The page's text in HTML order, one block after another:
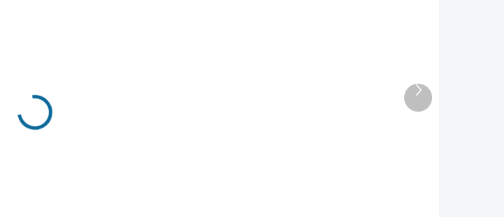
VYPRODÁNO, POUŽIJTE FUNKCI
"HLÍDAT"
Další
produkt